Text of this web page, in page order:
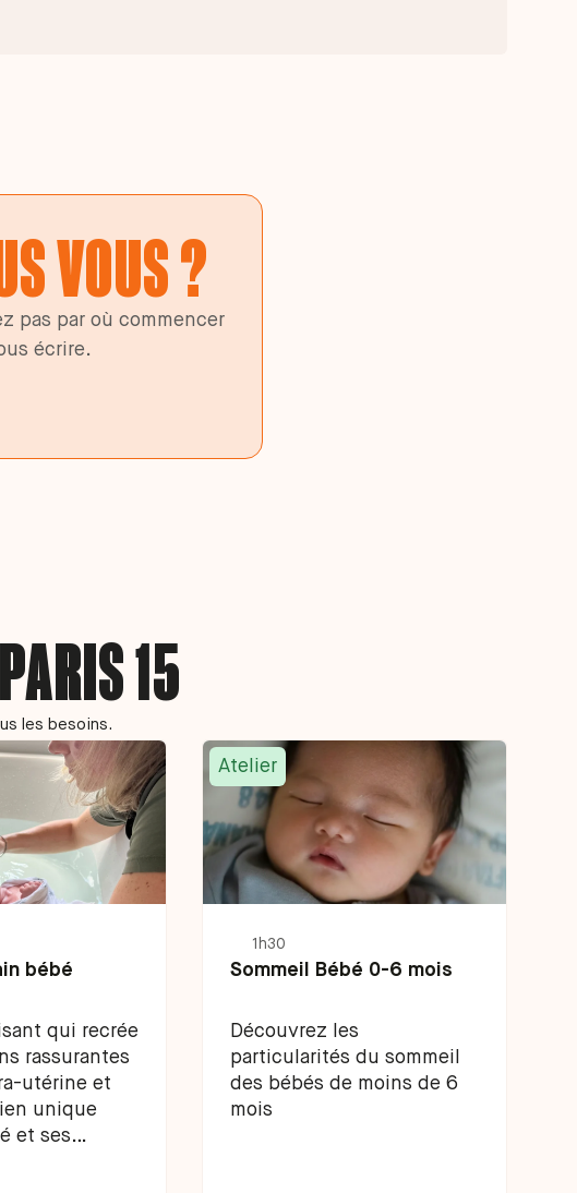
VOUS ?
pas par où commencer
écrire.
15
les besoins.
bébé
qui recrée
rassurantes
utérine et
unique
et ses
Atelier
1h30
Sommeil Bébé 0-6 mois
Découvrez les
particularités du sommeil
des bébés de moins de 6
mois